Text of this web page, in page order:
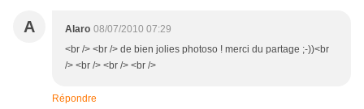
A Alaro 08/07/2010 07:29
<br /> <br /> de bien jolies photoso ! merci du partage ;-))<br
/> <br /> <br /> <br />
Répondre